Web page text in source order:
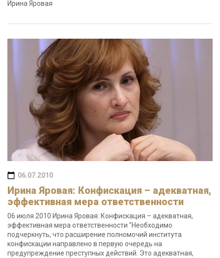
Ирина Яровая
06.07.2010
Ирина Яровая: Конфискация – адекватная,
эффективная мера ответственности
06 июля 2010 Ирина Яровая: Конфискация – адекватная,
эффективная мера ответственности "Необходимо
подчеркнуть, что расширение полномочий института
конфискации направлено в первую очередь на
предупреждение преступных действий. Это адекватная,